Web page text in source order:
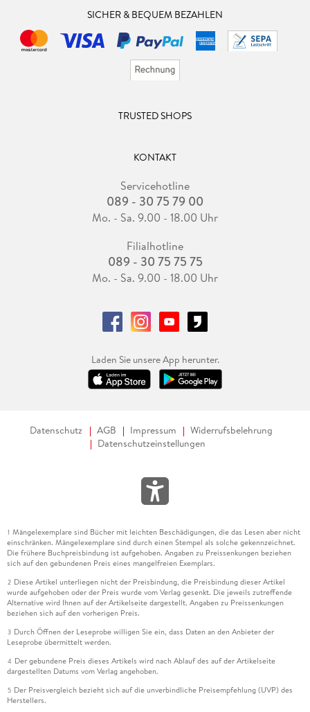
SICHER & BEQUEM BEZAHLEN
TRUSTED SHOPS
KONTAKT
Servicehotline
089 - 30 75 79 00
Mo. - Sa. 9.00 - 18.00 Uhr
Filialhotline
089 - 30 75 75 75
Mo. - Sa. 9.00 - 18.00 Uhr
Laden Sie unsere App herunter.
Datenschutz AGB Impressum
Widerrufsbelehrung
Datenschutzeinstellungen
1 Mängelexemplare sind Bücher mit leichten Beschädigungen, die das Lesen aber nicht
einschränken. Mängelexemplare sind durch einen Stempel als solche gekennzeichnet.
Die frühere Buchpreisbindung ist aufgehoben. Angaben zu Preissenkungen beziehen
sich auf den gebundenen Preis eines mangelfreien Exemplars.
2 Diese Artikel unterliegen nicht der Preisbindung, die Preisbindung dieser Artikel
wurde aufgehoben oder der Preis wurde vom Verlag gesenkt. Die jeweils zutreffende
Alternative wird Ihnen auf der Artikelseite dargestellt. Angaben zu Preissenkungen
beziehen sich auf den vorherigen Preis.
3 Durch Öffnen der Leseprobe willigen Sie ein, dass Daten an den Anbieter der
Leseprobe übermittelt werden.
4 Der gebundene Preis dieses Artikels wird nach Ablauf des auf der Artikelseite
dargestellten Datums vom Verlag angehoben.
5 Der Preisvergleich bezieht sich auf die unverbindliche Preisempfehlung (UVP) des
Herstellers.